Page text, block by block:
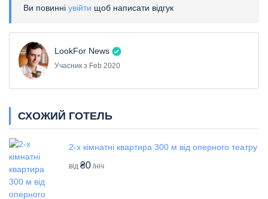
Ви повинні увійти щоб написати відгук
LookFor News
Учасник з Feb 2020
СХОЖИЙ ГОТЕЛЬ
2-х кімнатні квартира 300 м від оперного театру
від ₴0 /ніч